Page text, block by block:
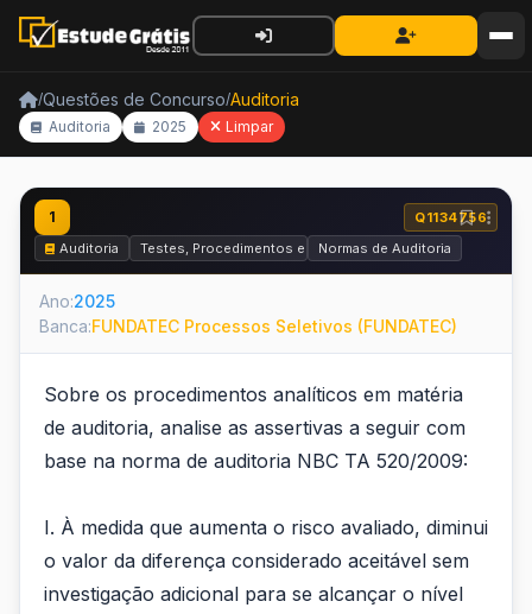
/Questões de Concurso/Auditoria
Auditoria 2025 Limpar
1
Q1134756
Auditoria
Testes, Procedimentos e Técnicas de Auditoria
Normas de Auditoria
Ano:2025
Banca:FUNDATEC Processos Seletivos (FUNDATEC)
Sobre os procedimentos analíticos em matéria
de auditoria, analise as assertivas a seguir com
base na norma de auditoria NBC TA 520/2009:
I. À medida que aumenta o risco avaliado, diminui
o valor da diferença considerado aceitável sem
investigação adicional para se alcançar o nível